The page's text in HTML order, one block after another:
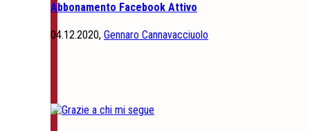
Abbonamento Facebook Attivo
04.12.2020, Gennaro Cannavacciuolo